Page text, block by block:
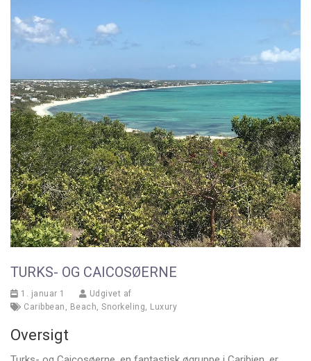
TURKS- OG CAICOSØERNE
1. januar 1
Udgivet af
Caribbean , Beach, Snorkeling, Luxury
Oversigt